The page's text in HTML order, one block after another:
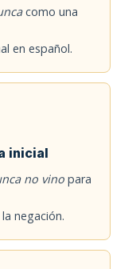
como una
en español.
inicial
no vino para
negación.